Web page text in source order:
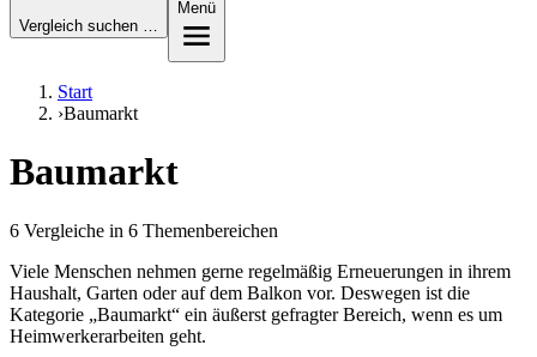
Vergleich suchen …
Menü
Start
›Baumarkt
Baumarkt
6 Vergleiche in 6 Themenbereichen
Viele Menschen nehmen gerne regelmäßig Erneuerungen in ihrem
Haushalt, Garten oder auf dem Balkon vor. Deswegen ist die
Kategorie „Baumarkt“ ein äußerst gefragter Bereich, wenn es um
Heimwerkerarbeiten geht.